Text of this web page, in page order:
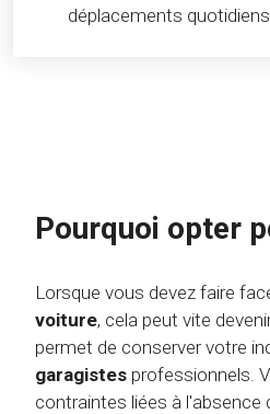
déplacements
Pourquoi opter
Lorsque vous devez faire
voiture, cela peut vite
permet de conserver votre
garagistes professionnels.
contraintes liées à l'absence